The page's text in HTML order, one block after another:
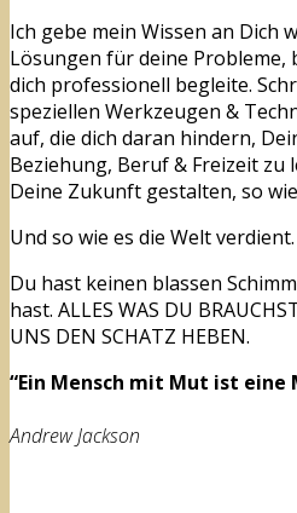
Ich gebe mein Wissen an Dich
Lösungen für deine Probleme,
dich professionell begleite.
speziellen Werkzeugen &
auf, die dich daran hindern,
Beziehung, Beruf & Freizeit zu
Deine Zukunft gestalten, so
Und so wie es die Welt verdient.
Du hast keinen blassen
hast. ALLES WAS DU
UNS DEN SCHATZ HEBEN.
“Ein Mensch mit Mut ist eine
Andrew Jackson